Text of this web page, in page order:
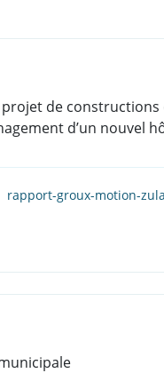
projet de
d’un nouvel
rapport-groux-motion-